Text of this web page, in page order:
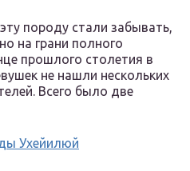
породу стали забывать,
на грани полного
прошлого столетия в
не нашли нескольких
Всего было две
Ухейилюй